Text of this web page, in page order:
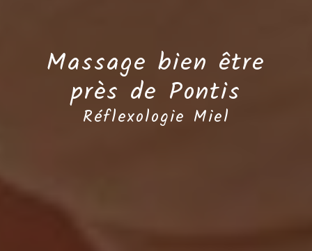
Massage bien être
près de Pontis
Réflexologie Miel